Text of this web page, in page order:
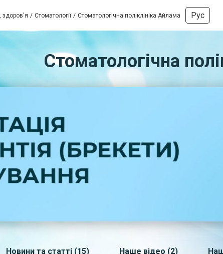
Стоматології Стоматологічна поліклініка Айлама Рус
Стоматологічна
Новини та статті (15) Наше відео (2)